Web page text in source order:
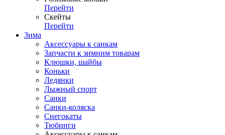
Перейти
Скейты
Перейти
Зима
Аксессуары к санкам
Запчасти к зимним товарам
Клюшки, шайбы
Коньки
Ледянки
Лыжный спорт
Санки
Санки-коляска
Снегокаты
Тюбинги